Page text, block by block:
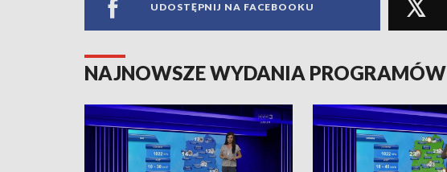
UDOSTĘPNIJ NA FACEBOOKU
NAJNOWSZE WYDANIA PROGRAMÓW